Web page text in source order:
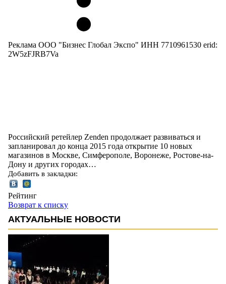
Реклама ООО "Бизнес Глобал Экспо" ИНН 7710961530 erid:
2W5zFJRB7Va
Российский ретейлер Zenden продолжает развиваться и
запланировал до конца 2015 года открытие 10 новых
магазинов в Москве, Симферополе, Воронеже, Ростове-на-
Дону и других городах…
Добавить в закладки:
Рейтинг
Возврат к списку
АКТУАЛЬНЫЕ НОВОСТИ